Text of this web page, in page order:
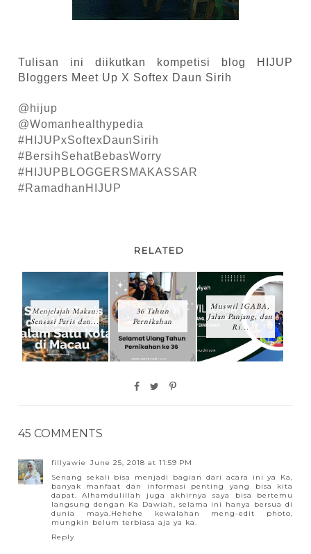
Tulisan ini diikutkan kompetisi blog HIJUP
Bloggers Meet Up X Softex Daun Sirih
@hijup
@Womanhealthypedia
#HIJUPxSoftexDaunSirih
#BersihSehatBebasWorry
#HIJUPBLOGGERSMAKASSAR
#RamadhanHIJUP
RELATED
Menjelajah Makau:
Sensasi Paris dan...
36 Tahun
Pernikahan
Muswil IGABA,
Jalan Panjang, dan
Ri...
45 COMMENTS
fillyawie
June 25, 2018 at 11:59 PM
Senang sekali bisa menjadi bagian dari acara ini ya Ka,
banyak manfaat dan informasi penting yang bisa kita
dapat. Alhamdulillah juga akhirnya saya bisa bertemu
langsung dengan Ka Dawiah, selama ini hanya bersua di
dunia maya.Hehehe kewalahan meng-edit photo,
mungkin belum terbiasa aja ya ka.
Reply